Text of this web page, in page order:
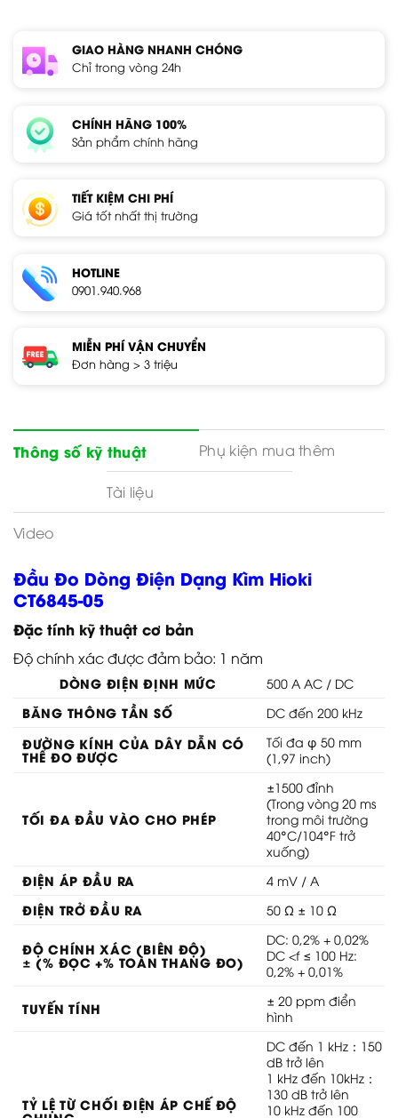
GIAO HÀNG NHANH CHÓNG
Chỉ trong vòng 24h
CHÍNH HÃNG 100%
Sản phẩm chính hãng
TIẾT KIỆM CHI PHÍ
Giá tốt nhất thị trường
HOTLINE
0901.940.968
MIỄN PHÍ VẬN CHUYỂN
Đơn hàng > 3 triệu
Thông số kỹ thuật Phụ kiện mua thêm
Tài liệu
Video
Đầu Đo Dòng Điện Dạng Kìm Hioki
CT6845-05
Đặc tính kỹ thuật cơ bản
Độ chính xác được đảm bảo: 1 năm
DÒNG ĐIỆN ĐỊNH MỨC 500 A AC / DC
BĂNG THÔNG TẦN SỐ DC đến 200 kHz
ĐƯỜNG KÍNH CỦA DÂY DẪN CÓ
THỂ ĐO ĐƯỢC
Tối đa φ 50 mm
(1,97 inch)
TỐI ĐA ĐẦU VÀO CHO PHÉP
±1500 đỉnh
(Trong vòng 20 ms
trong môi trường
40°C/104°F trở
xuống)
ĐIỆN ÁP ĐẦU RA 4 mV / A
ĐIỆN TRỞ ĐẦU RA 50 Ω ± 10 Ω
ĐỘ CHÍNH XÁC (BIÊN ĐỘ)
± (% ĐỌC +% TOÀN THANG ĐO)
DC: 0,2% + 0,02%
DC <f ≤ 100 Hz:
0,2% + 0,01%
TUYẾN TÍNH
± 20 ppm điển
hình
TỶ LỆ TỪ CHỐI ĐIỆN ÁP CHẾ ĐỘ
DC đến 1 kHz：150
dB trở lên
1 kHz đến 10kHz：
130 dB trở lên
10 kHz đến 100